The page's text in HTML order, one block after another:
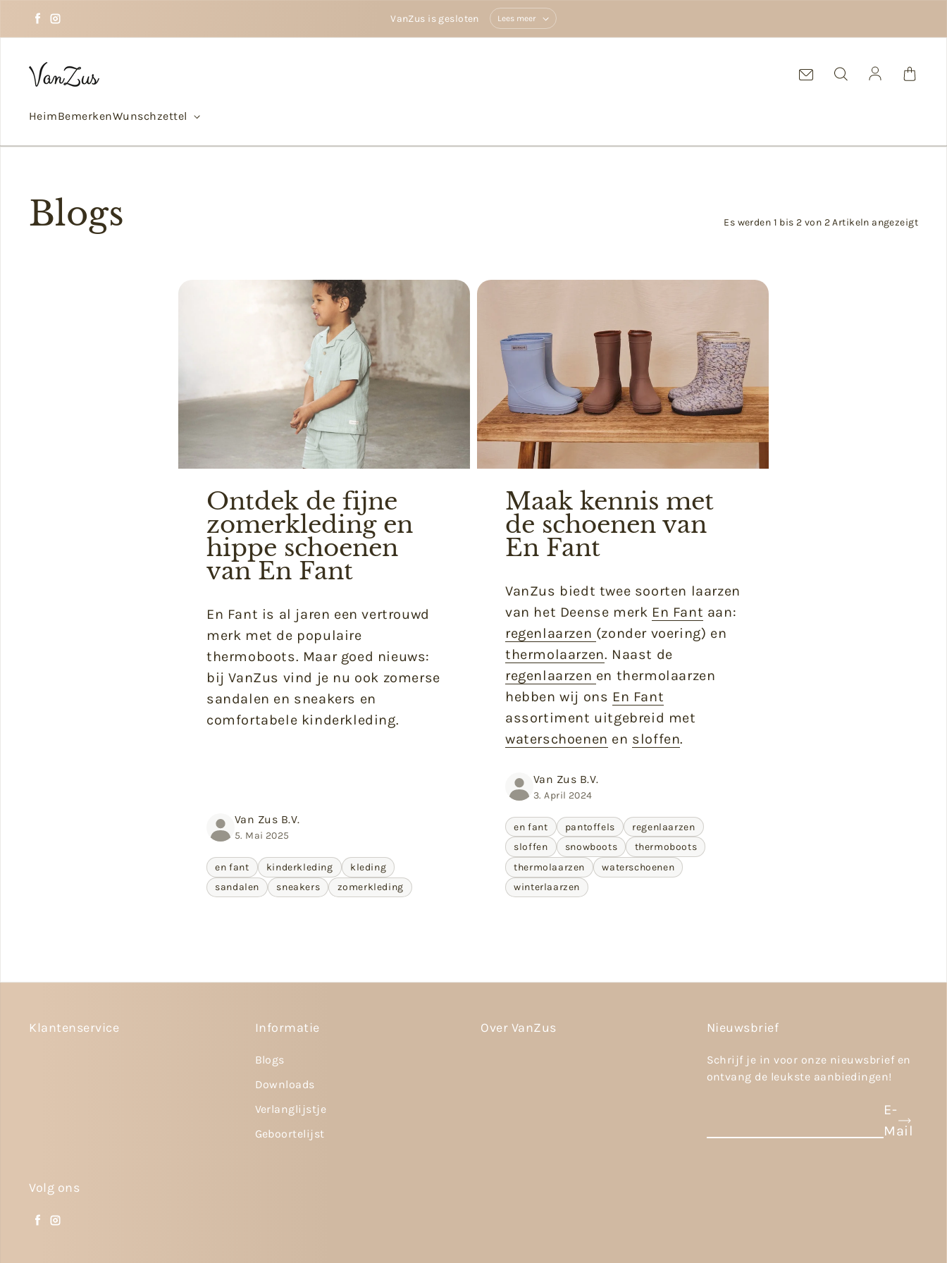
Facebook
Instagram
VanZus is gesloten Lees meer
Einloggen
HeimBemerkenWunschzettel
Blogs Es werden 1 bis 2 von 2 Artikeln angezeigt
Ontdek de fijne
zomerkleding en
hippe schoenen
van En Fant
En Fant is al jaren een vertrouwd
merk met de populaire
thermoboots. Maar goed nieuws:
bij VanZus vind je nu ook zomerse
sandalen en sneakers en
comfortabele kinderkleding.
Van Zus B.V.
5. Mai 2025
en fant kinderkleding
kleding
sandalen
sneakers zomerkleding
Maak kennis met
de schoenen van
En Fant
VanZus biedt twee soorten laarzen
van het Deense merk En Fant aan:
regenlaarzen (zonder voering) en
thermolaarzen. Naast de
regenlaarzen en thermolaarzen
hebben wij ons En Fant
assortiment uitgebreid met
waterschoenen en sloffen.
Van Zus B.V.
3. April 2024
en fant pantoffels
regenlaarzen
sloffen
snowboots
thermoboots
thermolaarzen
waterschoenen
winterlaarzen
Klantenservice Informatie
Blogs
Downloads
Verlanglijstje
Geboortelijst
Over VanZus Nieuwsbrief
Schrijf je in voor onze nieuwsbrief en
ontvang de leukste aanbiedingen!
E-
Mail
Volg ons
Facebook
Instagram
OUTLET
Neem snel een kijkje in onze outlet! Hier
vind je de laatste stuks en items uit vorige
seizoenen die je voor een bodemprijs kunt
Door de extreem lage prijzen kunnen deze
items helaas niet geruild of geretourneerd
Email